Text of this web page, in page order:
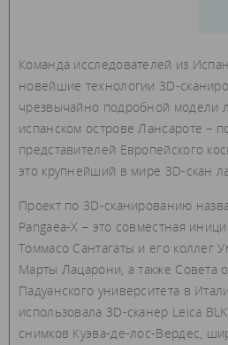
Команда исследователей из
новейшие технологии 3D-
чрезвычайно подробной модели
испанском острове Лансароте –
представителей Европейского
это крупнейший в мире 3D-скан
Проект по 3D-сканированию
Pangaea-X – это совместная
Томмасо Сантагаты и его коллег
Марты Лацарони, а также Совета
Падуанского университета в
использовала 3D-сканер Leica
снимков Куэва-де-лос-Вердес,